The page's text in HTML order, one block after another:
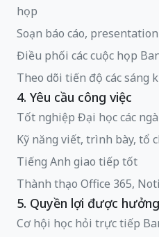
họp
Soạn báo cáo,
Điều phối các cuộc họp
Theo dõi tiến độ các sáng
4. Yêu cầu công việc
Tốt nghiệp Đại học các
Kỹ năng viết, trình bày, tổ
Tiếng Anh giao tiếp tốt
Thành thạo Office 365,
5. Quyền lợi được hưởng
Cơ hội học hỏi trực tiếp